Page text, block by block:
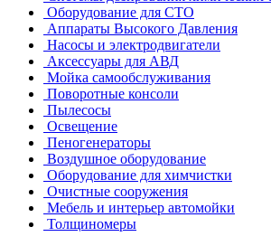
Оборудование для СТО
Аппараты Высокого Давления
Насосы и электродвигатели
Аксессуары для АВД
Мойка самообслуживания
Поворотные консоли
Пылесосы
Освещение
Пеногенераторы
Воздушное оборудование
Оборудование для химчистки
Очистные сооружения
Мебель и интерьер автомойки
Толщиномеры